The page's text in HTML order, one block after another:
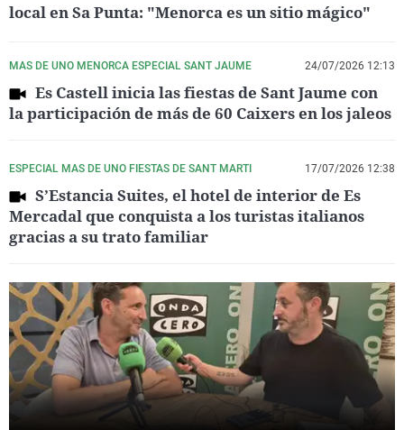
local en Sa Punta: "Menorca es un sitio mágico"
MAS DE UNO MENORCA ESPECIAL SANT JAUME 24/07/2026 12:13
Es Castell inicia las fiestas de Sant Jaume con
la participación de más de 60 Caixers en los jaleos
ESPECIAL MAS DE UNO FIESTAS DE SANT MARTI 17/07/2026 12:38
S’Estancia Suites, el hotel de interior de Es
Mercadal que conquista a los turistas italianos
gracias a su trato familiar